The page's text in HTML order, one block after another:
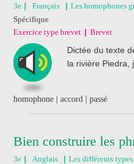
3e Français
Les homophones
Spécifique
Exercice type brevet
Brevet
Dictée du texte
la rivière Piedra,
homophone | accord | passé
Bien construire les
3e Anglais
Les différents types